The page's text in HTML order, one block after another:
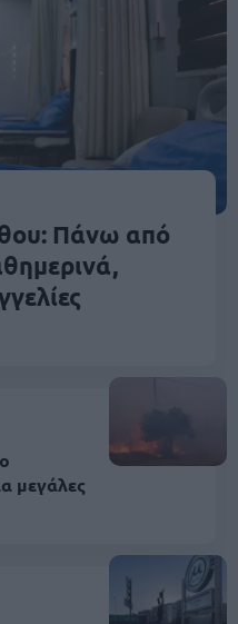
Πάνω από
μεγάλες